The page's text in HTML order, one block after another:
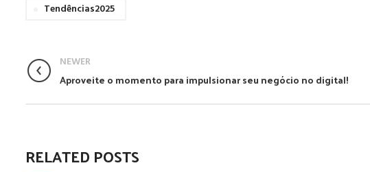
Tendências2025
NEWER
Aproveite o momento para impulsionar seu negócio no digital!
RELATED POSTS